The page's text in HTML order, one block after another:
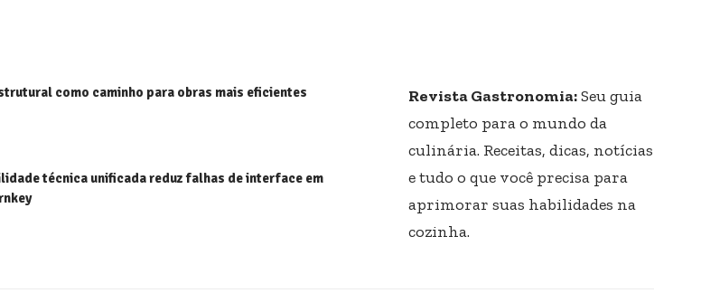
como caminho para obras mais eficientes
técnica unificada reduz falhas de interface em
Revista Gastronomia:Seu guia
completo para o mundo da
culinária. Receitas, dicas, notícias
e tudo o que você precisa para
aprimorar suas habilidades na
cozinha.